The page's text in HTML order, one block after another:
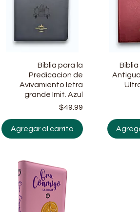
Vista rápida
Biblia para la
Predicacion de
Avivamiento letra
grande Imit. Azul
Precio
$49.99
Agregar al carrito